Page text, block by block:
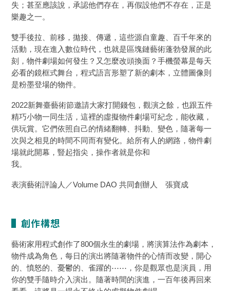
失；甚至應該說，承認他們存在，再假設他們不存在，正是
樂趣之一。
雙手後拉、前移，拋接、傳遞，這些源自童趣、百千年來的
活動，現在進入數位時代，也就是區塊鏈藝術蓬勃發展的此
刻，物件劇場如何發生？又怎麼改頭換面？手機螢幕是每天
必看的鏡框式舞台，程式語言形塑了新的劇本，立體圖像則
是粉墨登場的物件。
2022新舞臺藝術節邀請大家打開錢包，觀演之餘，也跟五件
精巧小物一同生活，這裡的虛擬物件劇場可紀念，能收藏，
供玩賞。它們依照自己的情緒翻轉、抖動、變色，隨著每一
次與之相見的時間不同而有變化。給所有人的網路，物件劇
場就此開幕，豎起指尖，操作者就是你和
我。
表演藝術評論人／Volume DAO 共同創辦人 張寶成
▌創作構想
藝術家用程式創作了800個永生的劇場，將演算法作為劇本，
物件成為角色，每日的演出將隨著物件的心情而改變，開心
的、憤怒的、憂鬱的、雀躍的⋯⋯，你是觀眾也是演員，用
你的雙手隨時介入演出。隨著時間的演進，一百年後再回來